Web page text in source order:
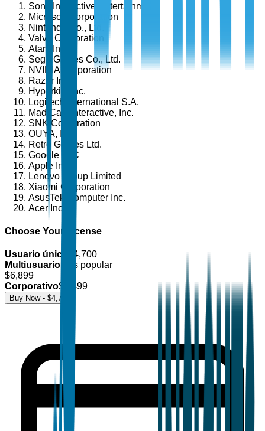
Sony Interactive Entertainment
Microsoft Corporation
Nintendo Co., Ltd.
Valve Corporation
Atari, Inc.
Sega Games Co., Ltd.
NVIDIA Corporation
Razer Inc.
Hyperkin, Inc.
Logitech International S.A.
Mad Catz Interactive, Inc.
SNK Corporation
OUYA, Inc.
Retro Games Ltd.
Google LLC
Apple Inc.
Lenovo Group Limited
Xiaomi Corporation
AsusTek Computer Inc.
Acer Inc.
Choose Your License
Usuario único
4,700
MultiusuarioMás popular
$6,899
Corporativo$ 8,499
Buy Now - $4,700